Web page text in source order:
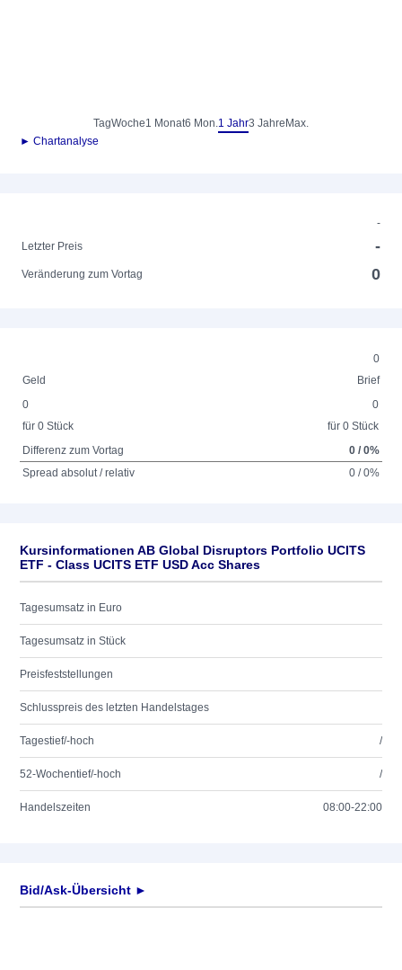
TagWoche1 Monat6 Mon.1 Jahr3 Jahre Max.
► Chartanalyse
-
Letzter Preis
-
Veränderung zum Vortag 0
0
Geld
Brief
0
für 0 Stück
0
für 0 Stück
Differenz zum Vortag
0 / 0%
Spread absolut / relativ
0 / 0%
Kursinformationen AB Global Disruptors Portfolio UCITS
ETF - Class UCITS ETF USD Acc Shares
Tagesumsatz in Euro
Tagesumsatz in Stück
Preisfeststellungen
Schlusspreis des letzten Handelstages
Tagestief/-hoch /
52-Wochentief/-hoch /
Handelszeiten 08:00-22:00
Bid/Ask-Übersicht ►